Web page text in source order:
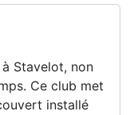
Stavelot, non
Ce club met
installé